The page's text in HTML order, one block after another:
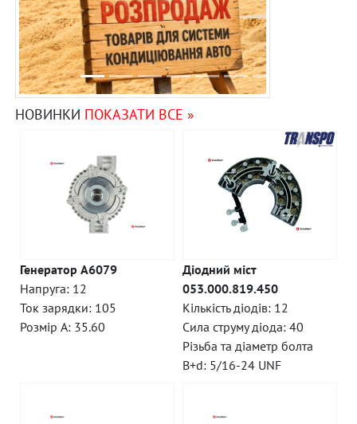
НОВИНКИ ПОКАЗАТИ ВСЕ »
Генератор A6079
Напруга: 12
Ток зарядки: 105
Розмір A: 35.60
Діодний міст
053.000.819.450
Кількість діодів: 12
Сила струму діода: 40
Різьба та діаметр болта
B+d: 5/16-24 UNF